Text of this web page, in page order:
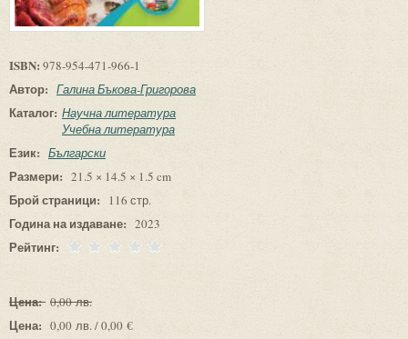
ISBN: 978-954-471-966-1
Автор: Галина Бъкова-Григорова
Каталог: Научна литература
Учебна литература
Език: Български
Размери: 21.5 × 14.5 × 1.5 cm
Брой страници: 116 стр.
Година на издаване: 2023
Рейтинг:
Цена: 0,00 лв.
Цена: 0,00 лв. / 0,00 €